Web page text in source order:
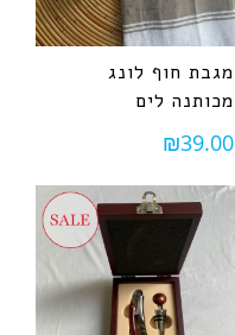
מגבת חוף לונג
מכותנה לים
₪39.00